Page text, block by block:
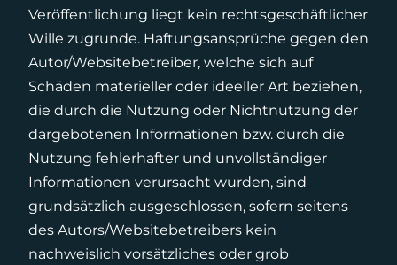
Veröffentlichung liegt kein rechtsgeschäftlicher
Wille zugrunde. Haftungsansprüche gegen den
Autor/Websitebetreiber, welche sich auf
Schäden materieller oder ideeller Art beziehen,
die durch die Nutzung oder Nichtnutzung der
dargebotenen Informationen bzw. durch die
Nutzung fehlerhafter und unvollständiger
Informationen verursacht wurden, sind
grundsätzlich ausgeschlossen, sofern seitens
des Autors/Websitebetreibers kein
nachweislich vorsätzliches oder grob